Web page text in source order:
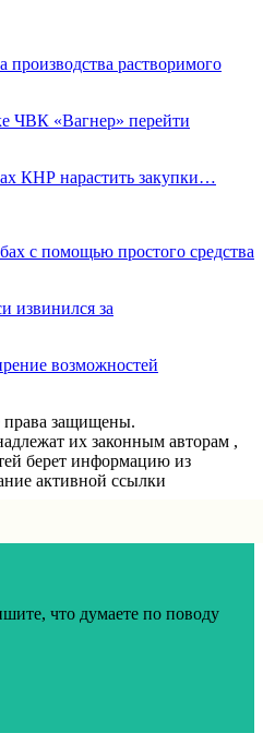
производства растворимого
ЧВК «Вагнер» перейти
КНР нарастить закупки…
с помощью простого средства
извинился за
возможностей
защищены.
их законным авторам ,
берет информацию из
активной ссылки
что думаете по поводу